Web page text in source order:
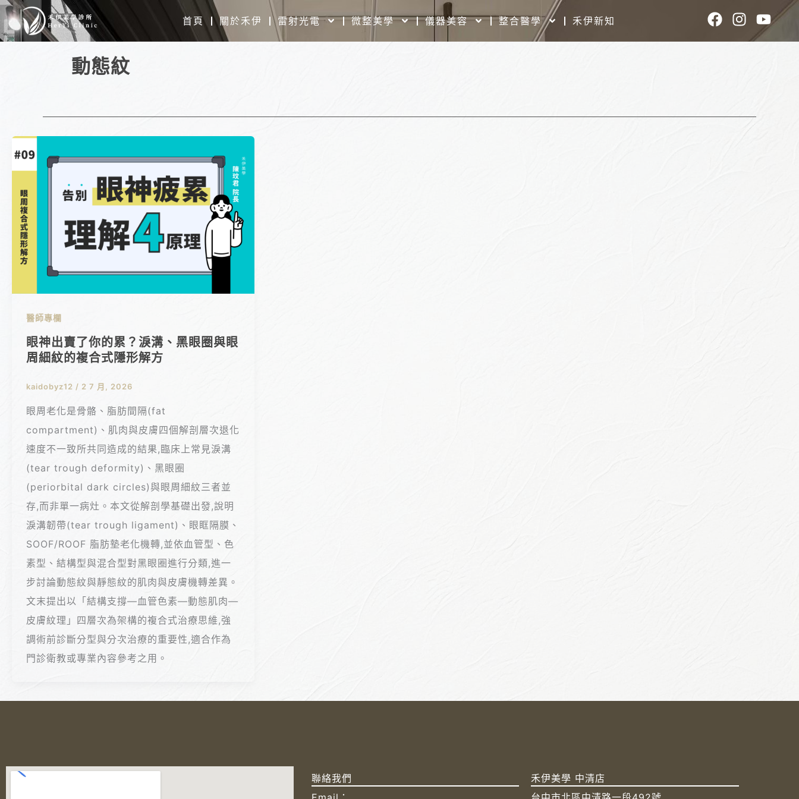
跳
至
首頁 關於禾伊 雷射光電 微整美學 儀器美容 整合醫學 禾伊新知
F
a
c
k
I
n
s
a
Y
o
u
動態紋
醫師專欄
眼神出賣了你的累？淚溝、黑眼圈與眼
周細紋的複合式隱形解方
kaidobyz12 / 2 7 月, 2026
眼周老化是骨骼、脂肪間隔(fat
compartment)、肌肉與皮膚四個解剖層次退化
速度不一致所共同造成的結果,臨床上常見淚溝
(tear trough deformity)、黑眼圈
(periorbital dark circles)與眼周細紋三者並
存,而非單一病灶。本文從解剖學基礎出發,說明
淚溝韌帶(tear trough ligament)、眼眶隔膜、
SOOF/ROOF 脂肪墊老化機轉,並依血管型、色
素型、結構型與混合型對黑眼圈進行分類,進一
步討論動態紋與靜態紋的肌肉與皮膚機轉差異。
文末提出以「結構支撐—血管色素—動態肌肉—
皮膚紋理」四層次為架構的複合式治療思維,強
調術前診斷分型與分次治療的重要性,適合作為
門診衛教或專業內容參考之用。
聯絡我們
禾伊美學 中清店